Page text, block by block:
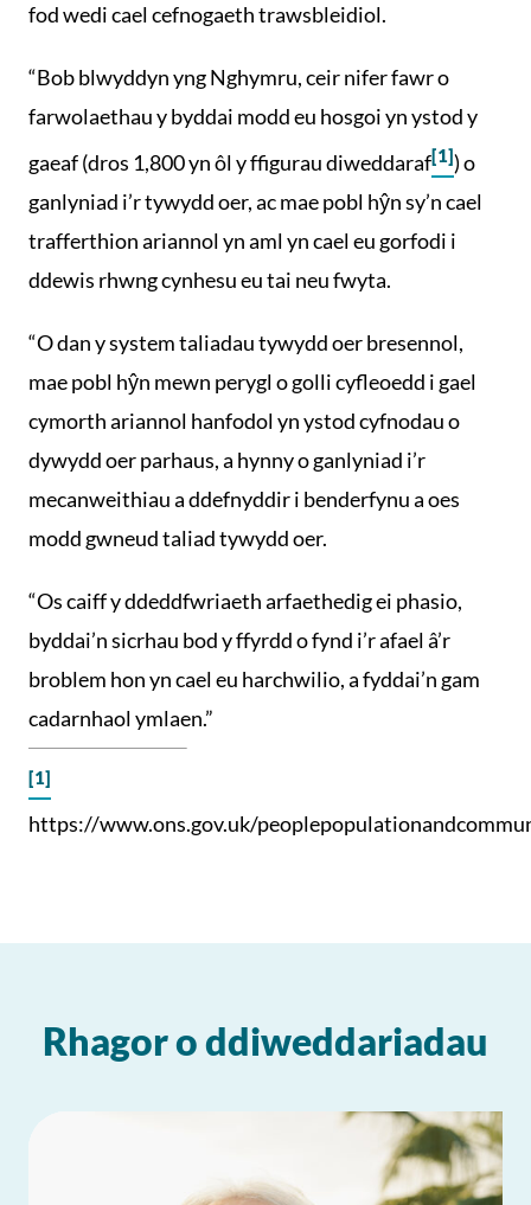
fod wedi cael cefnogaeth trawsbleidiol.
“Bob blwyddyn yng Nghymru, ceir nifer fawr o
farwolaethau y byddai modd eu hosgoi yn ystod y
gaeaf (dros 1,800 yn ôl y ffigurau diweddaraf[1]) o
ganlyniad i’r tywydd oer, ac mae pobl hŷn sy’n cael
trafferthion ariannol yn aml yn cael eu gorfodi i
ddewis rhwng cynhesu eu tai neu fwyta.
“O dan y system taliadau tywydd oer bresennol,
mae pobl hŷn mewn perygl o golli cyfleoedd i gael
cymorth ariannol hanfodol yn ystod cyfnodau o
dywydd oer parhaus, a hynny o ganlyniad i’r
mecanweithiau a ddefnyddir i benderfynu a oes
modd gwneud taliad tywydd oer.
“Os caiff y ddeddfwriaeth arfaethedig ei phasio,
byddai’n sicrhau bod y ffyrdd o fynd i’r afael â’r
broblem hon yn cael eu harchwilio, a fyddai’n gam
cadarnhaol ymlaen.”
[1]
https://www.ons.gov.uk/
Rhagor o ddiweddariadau